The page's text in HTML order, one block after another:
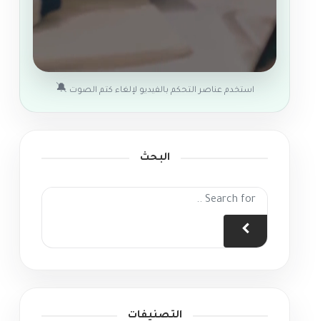
استخدم عناصر التحكم بالفيديو لإلغاء كتم الصوت 🔕
البحث
التصنيفات